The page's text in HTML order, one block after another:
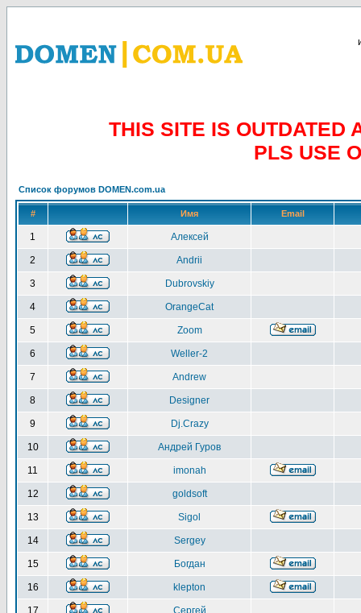
THIS SITE IS OUTDATED
PLS USE
Список форумов DOMEN.com.ua
# Имя Email
1 Алексей
2 Andrii
3 Dubrovskiy
4 OrangeCat
5 Zoom
6 Weller-2
7 Andrew
8 Designer
9 Dj.Crazy
10 Андрей Гуров
11 imonah
12 goldsoft
13 Sigol
14 Sergey
15 Богдан
16 klepton
17 Сергей